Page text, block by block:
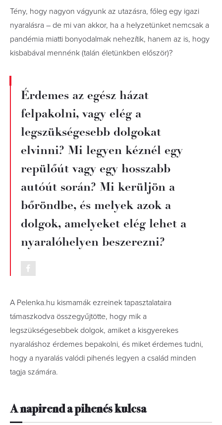
Tény, hogy nagyon vágyunk az utazásra, főleg egy igazi
nyaralásra – de mi van akkor, ha a helyzetünket nemcsak a
pandémia miatti bonyodalmak nehezítik, hanem az is, hogy
kisbabával mennénk (talán életünkben először)?
Érdemes az egész házat
felpakolni, vagy elég a
legszükségesebb dolgokat
elvinni? Mi legyen kéznél egy
repülőút vagy egy hosszabb
autóút során? Mi kerüljön a
bőröndbe, és melyek azok a
dolgok, amelyeket elég lehet a
nyaralóhelyen beszerezni?
A Pelenka.hu kismamák ezreinek tapasztalataira
támaszkodva összegyűjtötte, hogy mik a
legszükségesebbek dolgok, amiket a kisgyerekes
nyaraláshoz érdemes bepakolni, és miket érdemes tudni,
hogy a nyaralás valódi pihenés legyen a család minden
tagja számára.
A napirend a pihenés kulcsa